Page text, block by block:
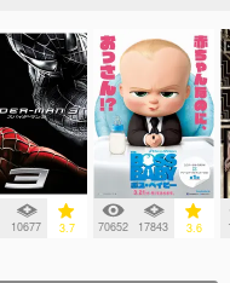
10677 3.7 70652 17843 3.6